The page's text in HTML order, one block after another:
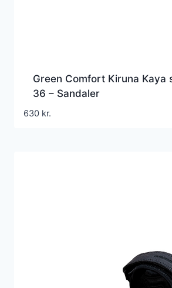
Green Comfort Kiruna Kaya
36 – Sandaler
630 kr.